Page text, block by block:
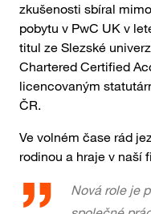
zkušenosti sbíral
pobytu v PwC UK v
titul ze Slezské
Chartered Certified
licencovaným
ČR.
Ve volném čase rád
rodinou a hraje v naší
Nová role je